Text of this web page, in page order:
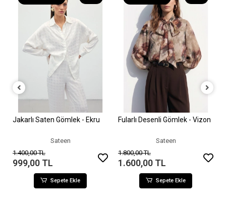
Sepete Ekle
Jakarlı Saten Gömlek - Ekru
Sateen
1.400,00 TL
999,00 TL
Sepete Ekle
Sepete Ekle
Fularlı Desenli Gömlek - Vizon
Sateen
1.800,00 TL
1.600,00 TL
Sepete Ekle